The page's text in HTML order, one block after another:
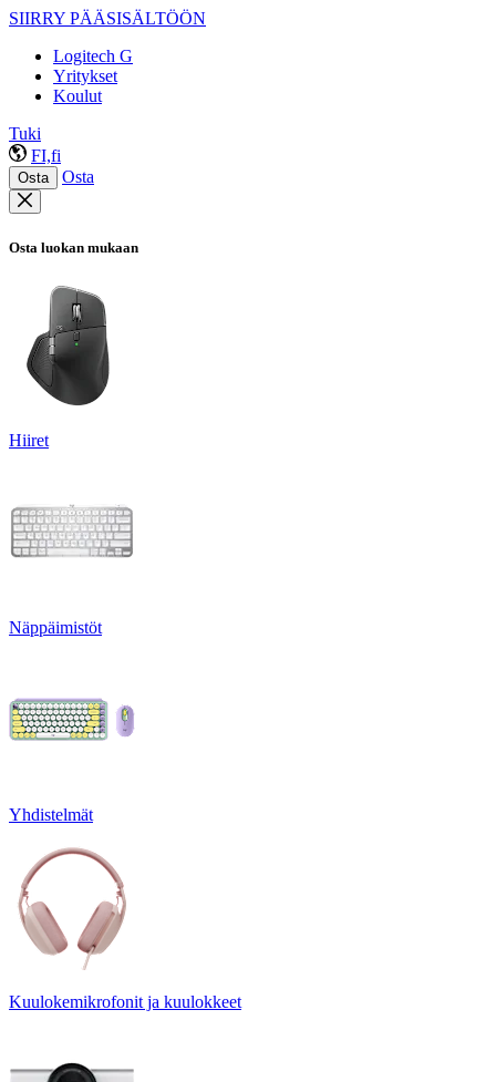
SIIRRY PÄÄSISÄLTÖÖN
Logitech G
Yritykset
Koulut
Tuki
FI,fi
Osta Osta
Osta luokan mukaan
Hiiret
Näppäimistöt
Yhdistelmät
Kuulokemikrofonit ja kuulokkeet